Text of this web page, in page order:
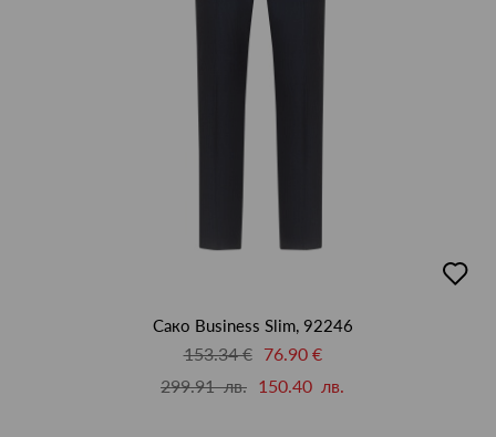
в
Сако Business Slim, 92246
153.34 €
76.90 €
299.91 лв. 150.40 лв.